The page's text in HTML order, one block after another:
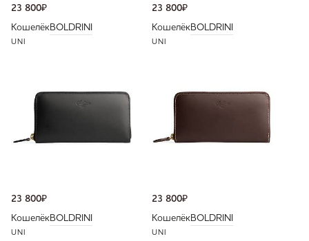
23 800₽
КошелёкBOLDRINI
UNI
23 800₽
КошелёкBOLDRINI
UNI
23 800₽
КошелёкBOLDRINI
UNI
23 800₽
КошелёкBOLDRINI
UNI